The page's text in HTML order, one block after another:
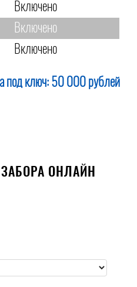
Включено
Включено
Включено
под ключ: 50 000 рублей
ОНЛАЙН